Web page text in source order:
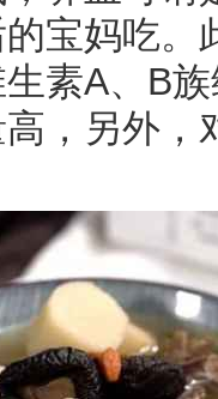
宝妈吃。
素A、B
，另外，